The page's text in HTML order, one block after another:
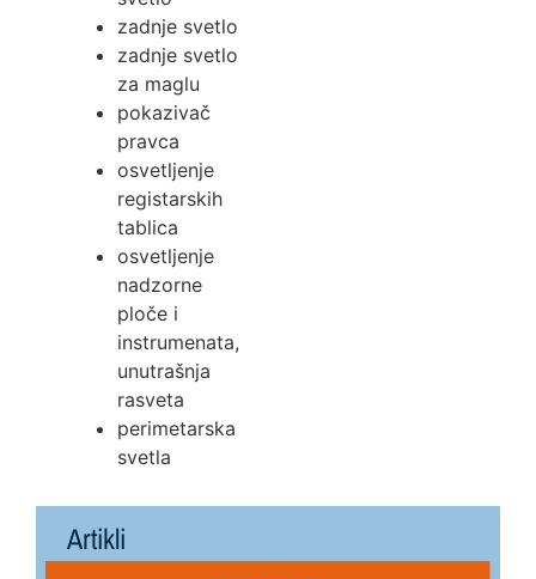
zadnje svetlo
zadnje svetlo
za maglu
pokazivač
pravca
osvetljenje
registarskih
tablica
osvetljenje
nadzorne
ploče i
instrumenata,
unutrašnja
rasveta
perimetarska
svetla
Artikli